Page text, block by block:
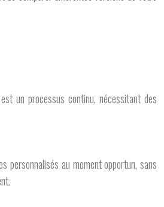
un processus continu, nécessitant des
personnalisés au moment opportun, sans